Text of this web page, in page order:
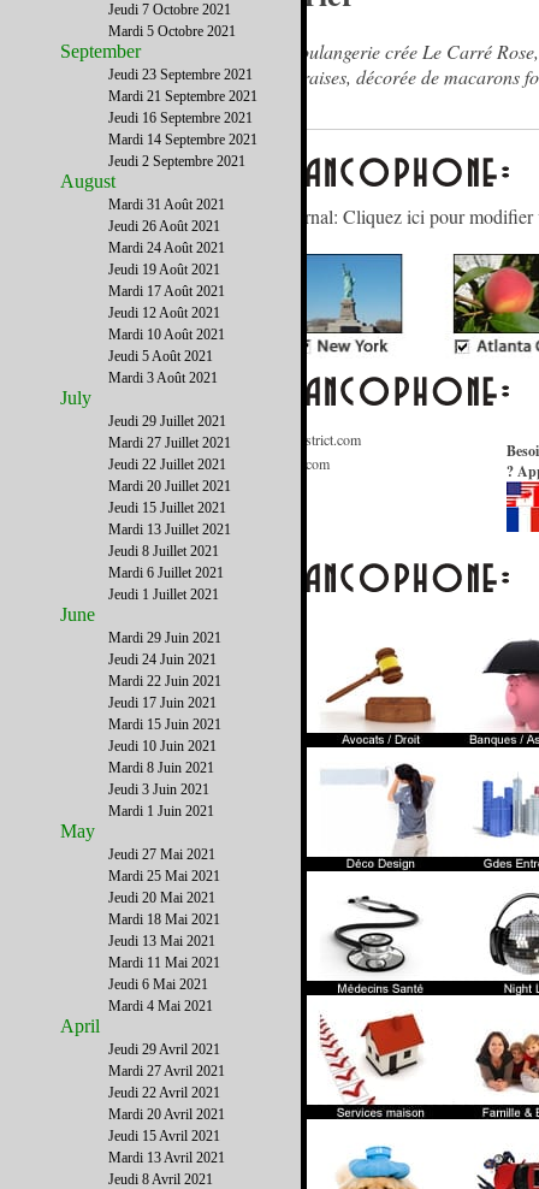
La boulangerie crée Le Carré
aux fraises, décorée de macarons
Gérez votre abonnement à notre journal: Cliquez ici pour modifier
Informations Générales:Contact@FrenchDistrict.com
Publicité / Médias:Publicite@FrenchDistrict.com
Annuaire@FrenchDistrict.com
:Redaction@FrenchDistrict.com
Webmaster:Webmaster@FrenchDistrict.com
?
Jeudi 7 Octobre 2021
Mardi 5 Octobre 2021
September
Jeudi 23 Septembre 2021
Mardi 21 Septembre 2021
Jeudi 16 Septembre 2021
Mardi 14 Septembre 2021
Jeudi 2 Septembre 2021
August
Mardi 31 Août 2021
Jeudi 26 Août 2021
Mardi 24 Août 2021
Jeudi 19 Août 2021
Mardi 17 Août 2021
Jeudi 12 Août 2021
Mardi 10 Août 2021
Jeudi 5 Août 2021
Mardi 3 Août 2021
July
Jeudi 29 Juillet 2021
Mardi 27 Juillet 2021
Jeudi 22 Juillet 2021
Mardi 20 Juillet 2021
Jeudi 15 Juillet 2021
Mardi 13 Juillet 2021
Jeudi 8 Juillet 2021
Mardi 6 Juillet 2021
Jeudi 1 Juillet 2021
June
Mardi 29 Juin 2021
Jeudi 24 Juin 2021
Mardi 22 Juin 2021
Jeudi 17 Juin 2021
Mardi 15 Juin 2021
Jeudi 10 Juin 2021
Mardi 8 Juin 2021
Jeudi 3 Juin 2021
Mardi 1 Juin 2021
May
Jeudi 27 Mai 2021
Mardi 25 Mai 2021
Jeudi 20 Mai 2021
Mardi 18 Mai 2021
Jeudi 13 Mai 2021
Mardi 11 Mai 2021
Jeudi 6 Mai 2021
Mardi 4 Mai 2021
April
Jeudi 29 Avril 2021
Mardi 27 Avril 2021
Jeudi 22 Avril 2021
Mardi 20 Avril 2021
Jeudi 15 Avril 2021
Mardi 13 Avril 2021
Jeudi 8 Avril 2021